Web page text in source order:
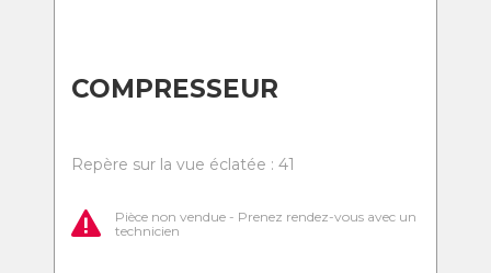
COMPRESSEUR
Repère sur la vue éclatée : 41
Pièce non vendue - Prenez rendez-vous avec un
technicien